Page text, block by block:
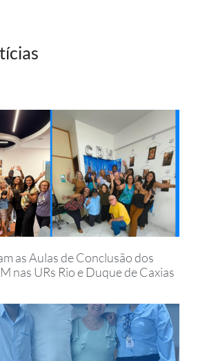
as Aulas de Conclusão dos
nas URs Rio e Duque de Caxias